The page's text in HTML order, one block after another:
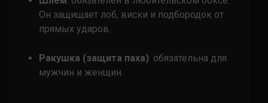
Он защищает лоб, виски и подбородок от
прямых ударов.
Ракушка (защита паха): обязательна для
мужчин и женщин.